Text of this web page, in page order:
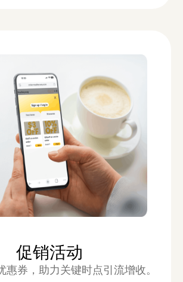
促销活动
惠券，助力关键时点引流增收。